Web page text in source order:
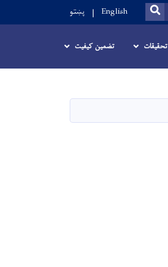
SEARCH
English پښتو
تحقیقات تضمین کیفیت